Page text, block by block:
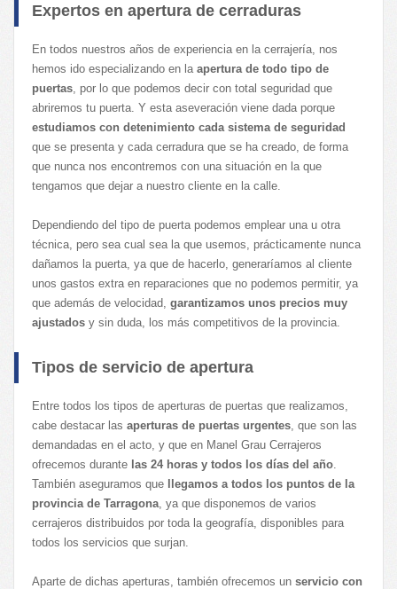
Expertos en apertura de cerraduras
En todos nuestros años de experiencia en la cerrajería, nos
hemos ido especializando en la apertura de todo tipo de
puertas , por lo que podemos decir con total seguridad que
abriremos tu puerta. Y esta aseveración viene dada porque
estudiamos con detenimiento cada sistema de seguridad
que se presenta y cada cerradura que se ha creado, de forma
que nunca nos encontremos con una situación en la que
tengamos que dejar a nuestro cliente en la calle.
Dependiendo del tipo de puerta podemos emplear una u otra
técnica, pero sea cual sea la que usemos, prácticamente nunca
dañamos la puerta, ya que de hacerlo, generaríamos al cliente
unos gastos extra en reparaciones que no podemos permitir, ya
que además de velocidad, garantizamos unos precios muy
ajustados y sin duda, los más competitivos de la provincia.
Tipos de servicio de apertura
Entre todos los tipos de aperturas de puertas que realizamos,
cabe destacar las aperturas de puertas urgentes , que son las
demandadas en el acto, y que en Manel Grau Cerrajeros
ofrecemos durante las 24 horas y todos los días del año
También aseguramos que llegamos a todos los puntos de la
provincia de Tarragona , ya que disponemos de varios
cerrajeros distribuidos por toda la geografía, disponibles para
todos los servicios que surjan.
Aparte de dichas aperturas, también ofrecemos un servicio con